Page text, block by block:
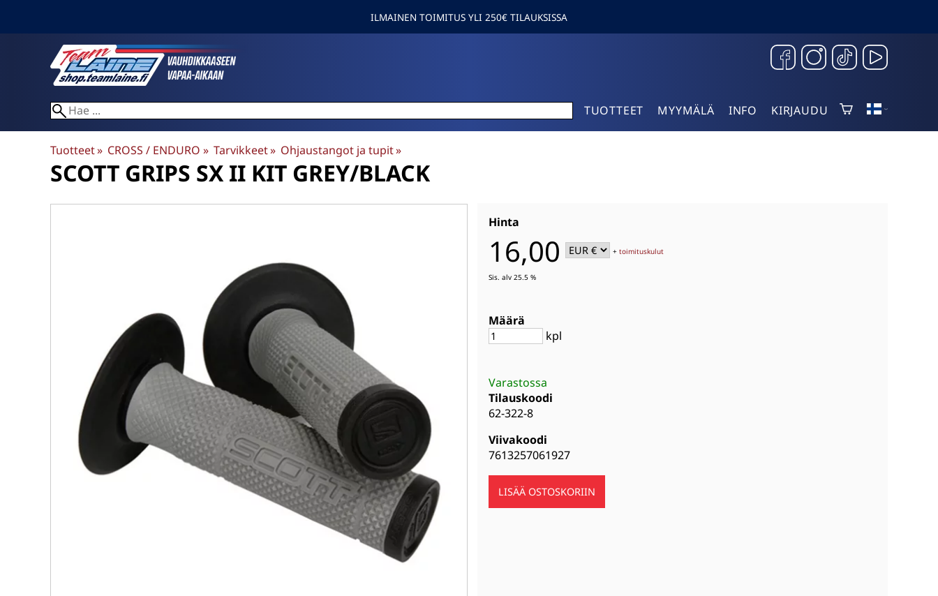
ILMAINEN TOIMITUS YLI 250€ TILAUKSISSA
TUOTTEET MYYMÄLÄ INFO KIRJAUDU
Tuotteet‪» CROSS / ENDURO ‪» Tarvikkeet‪» Ohjaustangot ja tupit‪»
SCOTT GRIPS SX II KIT GREY/BLACK
Hinta
16,00 +toimituskulut
Sis. alv 25.5 %
Määrä
kpl
Varastossa
Tilauskoodi
62-322-8
Viivakoodi
7613257061927